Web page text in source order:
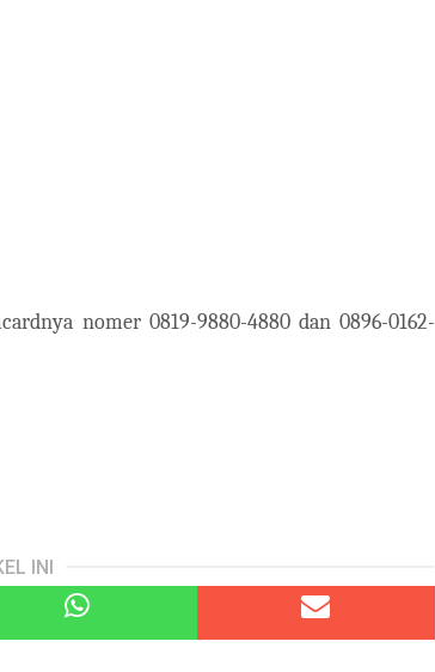
nomer 0819-9880-4880 dan 0896-0162-
INI